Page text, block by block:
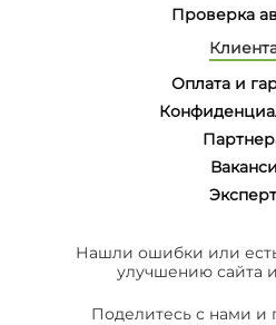
Проверка
Оплата и
Нашли ошибки или
улучшению сайта
Поделитесь с нами и